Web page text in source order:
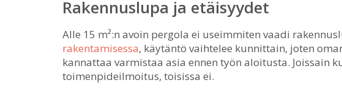
Rakennuslupa ja etäisyydet
Alle 15 m²:n avoin pergola ei useimmiten vaadi
rakentamisessa, käytäntö vaihtelee kunnittain, joten
kannattaa varmistaa asia ennen työn aloitusta. Joissain
toimenpideilmoitus, toisissa ei.